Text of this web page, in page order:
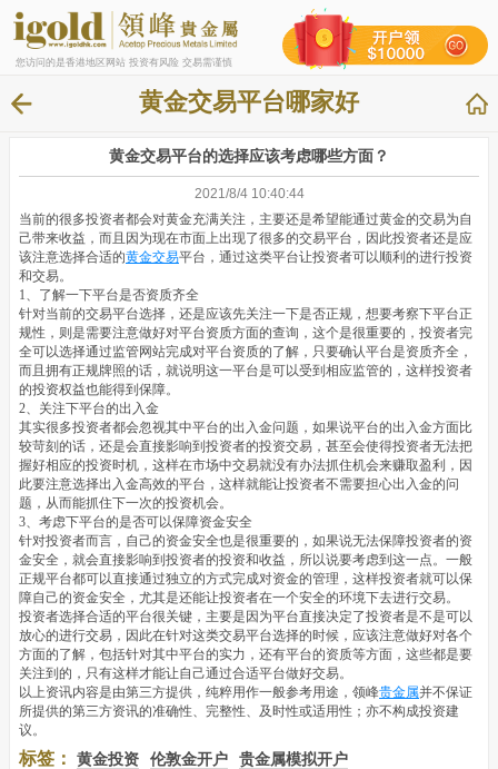
您访问的是香港地区网站 投资有风险 交易需谨慎
黄金交易平台哪家好
黄金交易平台的选择应该考虑哪些方面？
2021/8/4 10:40:44
当前的很多投资者都会对黄金充满关注，主要还是希望能通过黄金的交易为自
己带来收益，而且因为现在市面上出现了很多的交易平台，因此投资者还是应
该注意选择合适的黄金交易平台，通过这类平台让投资者可以顺利的进行投资
和交易。
1、了解一下平台是否资质齐全
针对当前的交易平台选择，还是应该先关注一下是否正规，想要考察下平台正
规性，则是需要注意做好对平台资质方面的查询，这个是很重要的，投资者完
全可以选择通过监管网站完成对平台资质的了解，只要确认平台是资质齐全，
而且拥有正规牌照的话，就说明这一平台是可以受到相应监管的，这样投资者
的投资权益也能得到保障。
2、关注下平台的出入金
其实很多投资者都会忽视其中平台的出入金问题，如果说平台的出入金方面比
较苛刻的话，还是会直接影响到投资者的投资交易，甚至会使得投资者无法把
握好相应的投资时机，这样在市场中交易就没有办法抓住机会来赚取盈利，因
此要注意选择出入金高效的平台，这样就能让投资者不需要担心出入金的问
题，从而能抓住下一次的投资机会。
3、考虑下平台的是否可以保障资金安全
针对投资者而言，自己的资金安全也是很重要的，如果说无法保障投资者的资
金安全，就会直接影响到投资者的投资和收益，所以说要考虑到这一点。一般
正规平台都可以直接通过独立的方式完成对资金的管理，这样投资者就可以保
障自己的资金安全，尤其是还能让投资者在一个安全的环境下去进行交易。
投资者选择合适的平台很关键，主要是因为平台直接决定了投资者是不是可以
放心的进行交易，因此在针对这类交易平台选择的时候，应该注意做好对各个
方面的了解，包括针对其中平台的实力，还有平台的资质等方面，这些都是要
关注到的，只有这样才能让自己通过合适平台做好交易。
以上资讯内容是由第三方提供，纯粹用作一般参考用途，领峰贵金属并不保证
所提供的第三方资讯的准确性、完整性、及时性或适用性；亦不构成投资建
议。
标签： 黄金投资 伦敦金开户 贵金属模拟开户